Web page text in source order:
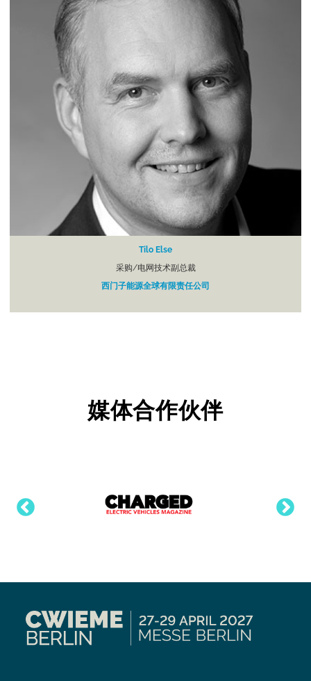
Tilo Else
采购/电网技术副总裁
西门子能源全球有限责任公司
媒体合作伙伴